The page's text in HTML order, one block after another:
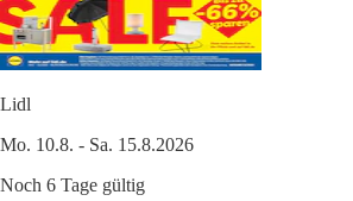
Lidl
Mo. 10.8. - Sa. 15.8.2026
Noch 6 Tage gültig